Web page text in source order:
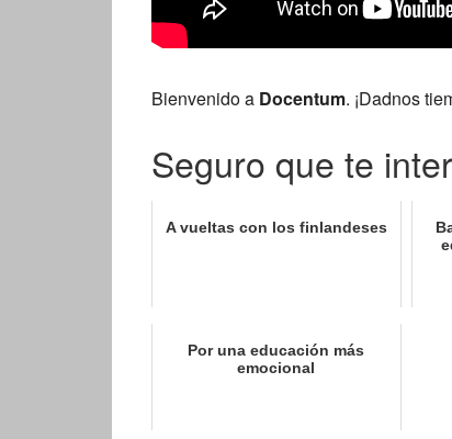
Bienvenido a Docentum. ¡Dadnos
Seguro que te
A vueltas con los finlandeses
Por una educación más
emocional